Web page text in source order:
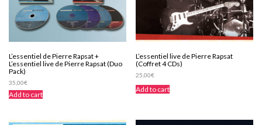
L’essentiel de Pierre Rapsat +
L’essentiel live de Pierre Rapsat (Duo
Pack)
35,00€
Add to cart
L’essentiel live de Pierre Rapsat
(Coffret 4 CDs)
25,00€
Add to cart